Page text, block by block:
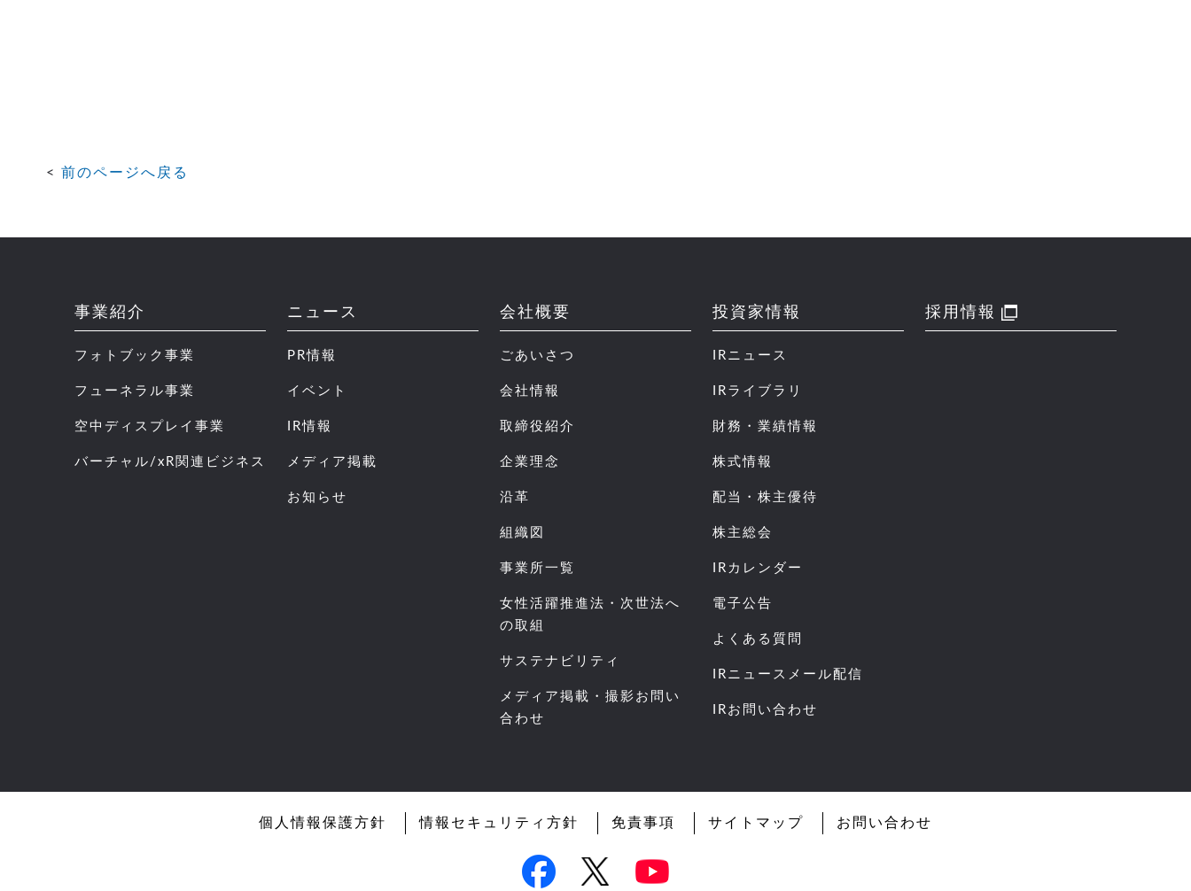
前のページへ戻る
事業紹介
フォトブック事業
フューネラル事業
空中ディスプレイ事業
バーチャル/xR関連ビジネス
ニュース
PR情報
イベント
IR情報
メディア掲載
お知らせ
会社概要
ごあいさつ
会社情報
取締役紹介
企業理念
沿革
組織図
事業所一覧
女性活躍推進法・次世法へ
の取組
サステナビリティ
メディア掲載・撮影お問い
合わせ
投資家情報
IRニュース
IRライブラリ
財務・業績情報
株式情報
配当・株主優待
株主総会
IRカレンダー
電子公告
よくある質問
IRニュースメール配信
IRお問い合わせ
採用情報
個人情報保護方針 情報セキュリティ方針 免責事項 サイトマップ お問い合わせ